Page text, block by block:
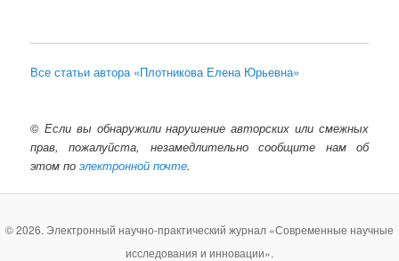
Все статьи автора «Плотникова Елена Юрьевна»
© Если вы обнаружили нарушение авторских или смежных
прав, пожалуйста, незамедлительно сообщите нам об
этом поэлектронной почте.
© 2026. Электронный научно-практический журнал «Современные научные
исследования и инновации».